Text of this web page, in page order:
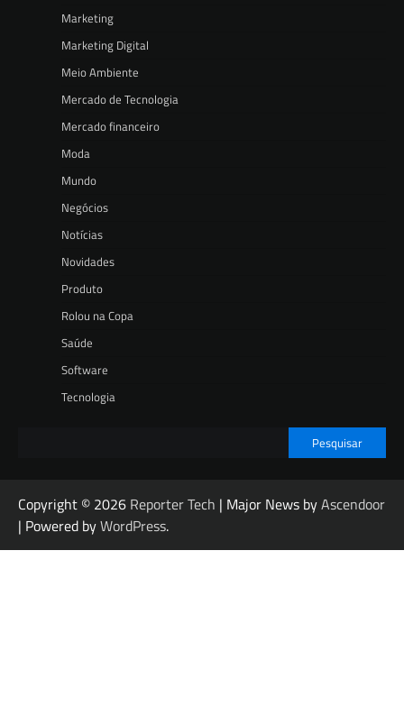
Marketing
Marketing Digital
Meio Ambiente
Mercado de Tecnologia
Mercado financeiro
Moda
Mundo
Negócios
Notícias
Novidades
Produto
Rolou na Copa
Saúde
Software
Tecnologia
Pesquisar
Copyright © 2026 Reporter Tech | Major News byAscendoor
| Powered byWordPress.